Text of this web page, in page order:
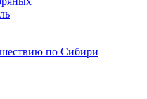
по Сибири